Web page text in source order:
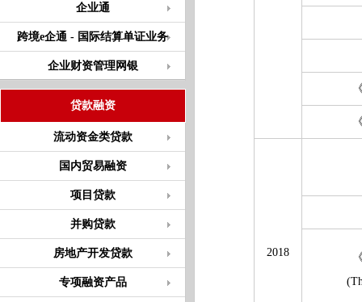
企业通
跨境e企通 - 国际结算单证业务
企业财资管理网银
贷款融资
流动资金类贷款
国内贸易融资
项目贷款
并购贷款
房地产开发贷款
专项融资产品
2018